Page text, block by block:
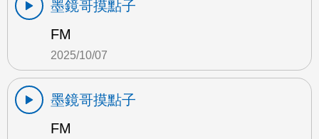
墨鏡哥摸點子
FM
2025/10/07
墨鏡哥摸點子
FM